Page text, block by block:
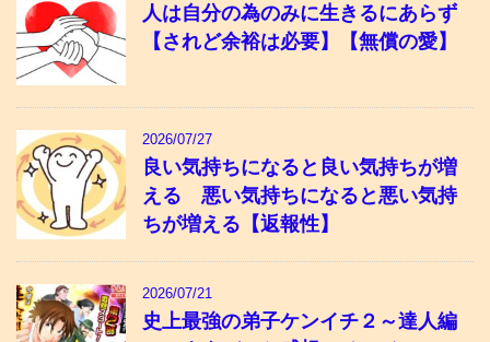
人は自分の為のみに生きるにあらず
【されど余裕は必要】【無償の愛】
2026/07/27
良い気持ちになると良い気持ちが増
える 悪い気持ちになると悪い気持
ちが増える【返報性】
2026/07/21
史上最強の弟子ケンイチ２～達人編